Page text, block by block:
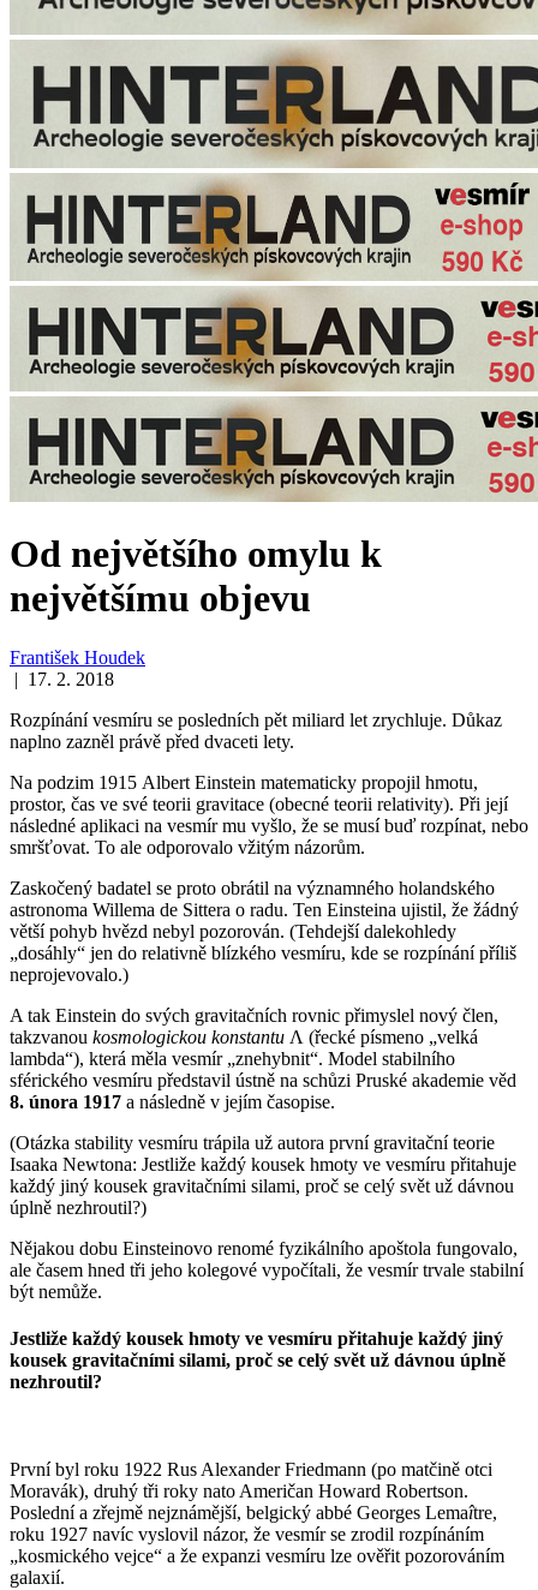
Od největšího omylu k
největšímu objevu
František Houdek
| 17. 2. 2018
Rozpínání vesmíru se posledních pět miliard let zrychluje. Důkaz
naplno zazněl právě před dvaceti lety.
Na podzim 1915 Albert Einstein matematicky propojil hmotu,
prostor, čas ve své teorii gravitace (obecné teorii relativity). Při její
následné aplikaci na vesmír mu vyšlo, že se musí buď rozpínat, nebo
smršťovat. To ale odporovalo vžitým názorům.
Zaskočený badatel se proto obrátil na významného holandského
astronoma Willema de Sittera o radu. Ten Einsteina ujistil, že žádný
větší pohyb hvězd nebyl pozorován. (Tehdejší dalekohledy
„dosáhly“ jen do relativně blízkého vesmíru, kde se rozpínání příliš
neprojevovalo.)
A tak Einstein do svých gravitačních rovnic přimyslel nový člen,
takzvanou kosmologickou konstantu Λ (řecké písmeno „velká
lambda“), která měla vesmír „znehybnit“. Model stabilního
sférického vesmíru představil ústně na schůzi Pruské akademie věd
8. února 1917 a následně v jejím časopise.
(Otázka stability vesmíru trápila už autora první gravitační teorie
Isaaka Newtona: Jestliže každý kousek hmoty ve vesmíru přitahuje
každý jiný kousek gravitačními silami, proč se celý svět už dávnou
úplně nezhroutil?)
Nějakou dobu Einsteinovo renomé fyzikálního apoštola fungovalo,
ale časem hned tři jeho kolegové vypočítali, že vesmír trvale stabilní
být nemůže.
Jestliže každý kousek hmoty ve vesmíru přitahuje každý jiný
kousek gravitačními silami, proč se celý svět už dávnou úplně
nezhroutil?
První byl roku 1922 Rus Alexander Friedmann (po matčině otci
Moravák), druhý tři roky nato Američan Howard Robertson.
Poslední a zřejmě nejznámější, belgický abbé Georges Lemaître,
roku 1927 navíc vyslovil názor, že vesmír se zrodil rozpínáním
„kosmického vejce“ a že expanzi vesmíru lze ověřit pozorováním
galaxií.